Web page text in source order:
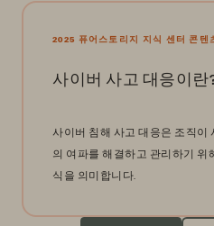
2025 퓨어스토리지 지식 센터 콘텐
사이버 사고 대응이란
사이버 침해 사고 대응은 조직이
의 여파를 해결하고 관리하기 위
식을 의미합니다.